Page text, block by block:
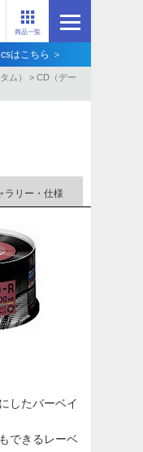
商品一覧
はこちら ＞
ム） > CD（デー
ラリー・仕様
したバーベイ
できるレーベ